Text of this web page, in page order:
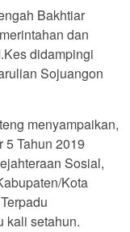
Bakhtiar
dan
didampingi
Sojuangon
menyampaikan,
5 Tahun 2019
Sosial,
Kota
kali setahun.